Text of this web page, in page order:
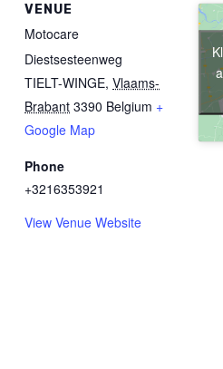
VENUE
Motocare
Diestsesteenweg
TIELT-WINGE, Vlaams-
Brabant 3390 Belgium +
Google Map
Phone
+3216353921
View Venue Website